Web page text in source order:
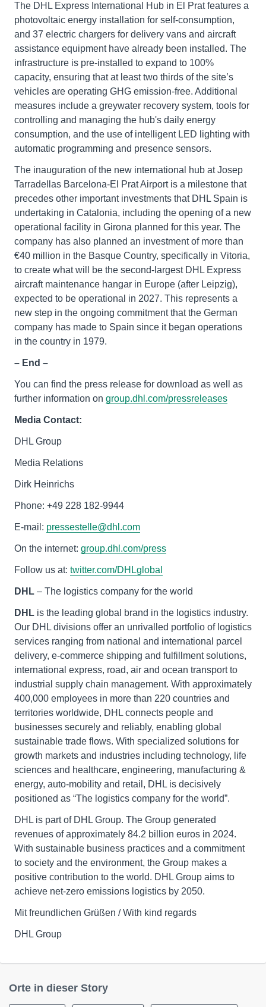
The DHL Express International Hub in El Prat features a
photovoltaic energy installation for self-consumption,
and 37 electric chargers for delivery vans and aircraft
assistance equipment have already been installed. The
infrastructure is pre-installed to expand to 100%
capacity, ensuring that at least two thirds of the site’s
vehicles are operating GHG emission-free. Additional
measures include a greywater recovery system, tools for
controlling and managing the hub's daily energy
consumption, and the use of intelligent LED lighting with
automatic programming and presence sensors.
The inauguration of the new international hub at Josep
Tarradellas Barcelona-El Prat Airport is a milestone that
precedes other important investments that DHL Spain is
undertaking in Catalonia, including the opening of a new
operational facility in Girona planned for this year. The
company has also planned an investment of more than
€40 million in the Basque Country, specifically in Vitoria,
to create what will be the second-largest DHL Express
aircraft maintenance hangar in Europe (after Leipzig),
expected to be operational in 2027. This represents a
new step in the ongoing commitment that the German
company has made to Spain since it began operations
in the country in 1979.
– End –
You can find the press release for download as well as
further information on group.dhl.com/pressreleases
Media Contact:
DHL Group
Media Relations
Dirk Heinrichs
Phone: +49 228 182-9944
E-mail: pressestelle@dhl.com
On the internet: group.dhl.com/press
Follow us at: twitter.com/DHLglobal
DHL – The logistics company for the world
DHL is the leading global brand in the logistics industry.
Our DHL divisions offer an unrivalled portfolio of logistics
services ranging from national and international parcel
delivery, e-commerce shipping and fulfillment solutions,
international express, road, air and ocean transport to
industrial supply chain management. With approximately
400,000 employees in more than 220 countries and
territories worldwide, DHL connects people and
businesses securely and reliably, enabling global
sustainable trade flows. With specialized solutions for
growth markets and industries including technology, life
sciences and healthcare, engineering, manufacturing &
energy, auto-mobility and retail, DHL is decisively
positioned as “The logistics company for the world”.
DHL is part of DHL Group. The Group generated
revenues of approximately 84.2 billion euros in 2024.
With sustainable business practices and a commitment
to society and the environment, the Group makes a
positive contribution to the world. DHL Group aims to
achieve net-zero emissions logistics by 2050.
Mit freundlichen Grüßen / With kind regards
DHL Group
Orte in dieser Story